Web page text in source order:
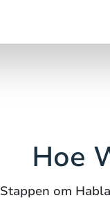
Hoe
Stappen om